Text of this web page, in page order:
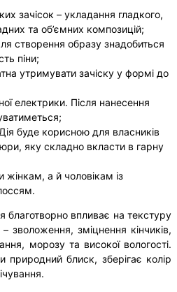
зачісок – укладання гладкого,
та об’ємних композицій;
створення образу знадобиться
піни;
утримувати зачіску у формі до
електрики. Після нанесення
буде корисною для власників
яку складно вкласти в гарну
жінкам, а й чоловікам із
благотворно впливає на текстуру
зволоження, зміцнення кінчиків,
морозу та високої вологості.
природний блиск, зберігає колір